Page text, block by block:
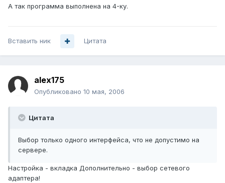
А так программа выполнена на 4-ку.
Вставить ник Цитата
alex175
Опубликовано 10 мая, 2006
Цитата
Выбор только одного интерфейса, что не допустимо на
сервере.
Настройка - вкладка Дополнительно - выбор сетевого
адаптера!